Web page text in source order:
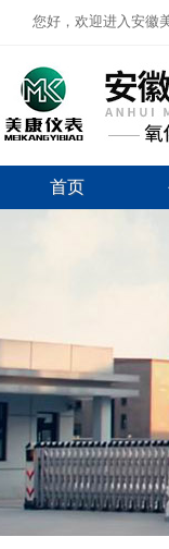
您好，欢迎进入安徽
首页